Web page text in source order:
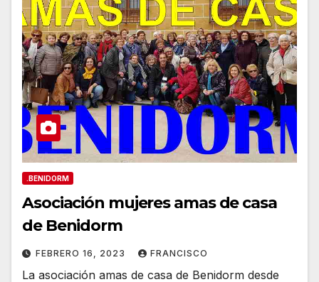
.BENIDORM
Asociación mujeres amas de casa
de Benidorm
FEBRERO 16, 2023 FRANCISCO
La asociación amas de casa de Benidorm desde